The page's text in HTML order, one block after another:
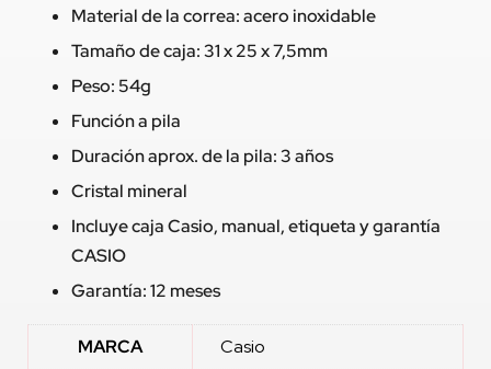
Material de la correa: acero inoxidable
Tamaño de caja: 31 x 25 x 7,5mm
Peso: 54g
Función a pila
Duración aprox. de la pila: 3 años
Cristal mineral
Incluye caja Casio, manual, etiqueta y garantía
CASIO
Garantía: 12 meses
MARCA Casio